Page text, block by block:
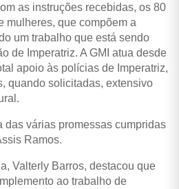
as instruções recebidas, os 80
mulheres, que compõem a
um trabalho que está sendo
de Imperatriz. A GMI atua desde
apoio às polícias de Imperatriz,
quando solicitadas, extensivo
rural.
das várias promessas cumpridas
Ramos.
Valterly Barros, destacou que
ao trabalho de